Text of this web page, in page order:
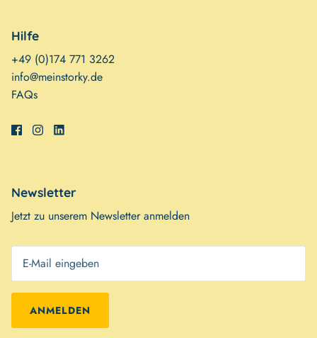
Hilfe
+49 (0)174 771 3262
info@meinstorky.de
FAQs
Newsletter
Jetzt zu unserem Newsletter anmelden
ANMELDEN